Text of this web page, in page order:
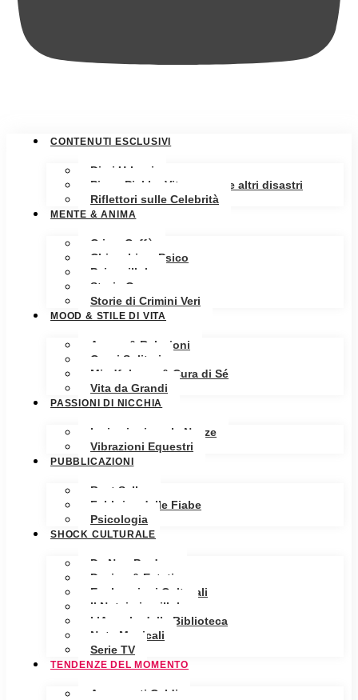
CONTENUTI ESCLUSIVI
Diari Urbani
Pippa Pickle: Vita, amore e altri disastri
Riflettori sulle Celebrità
MENTE & ANIMA
Crime Caffè
Chiacchiere Psico
Psicopillole
Storia Oscura
Storie di Crimini Veri
MOOD & STILE DI VITA
Amore & Relazioni
Cuori Solitari
Mindfulness & Cura di Sé
Vita da Grandi
PASSIONI DI NICCHIA
Ispirazioni per le Nozze
Vibrazioni Equestri
PUBBLICAZIONI
Best Seller
Fabbrica delle Fiabe
Psicologia
SHOCK CULTURALE
Da Non Perdere
Design & Estetica
Esplorazioni Culturali
Il Notaio in pillole
L’Angolo della Biblioteca
Note Musicali
Serie TV
TENDENZE DEL MOMENTO
Argomenti Caldi